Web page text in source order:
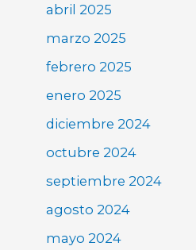
abril 2025
marzo 2025
febrero 2025
enero 2025
diciembre 2024
octubre 2024
septiembre 2024
agosto 2024
mayo 2024